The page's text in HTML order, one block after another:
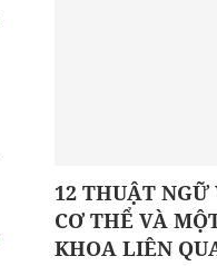
12 THUẬT NGỮ
CƠ THỂ VÀ
KHOA LIÊN